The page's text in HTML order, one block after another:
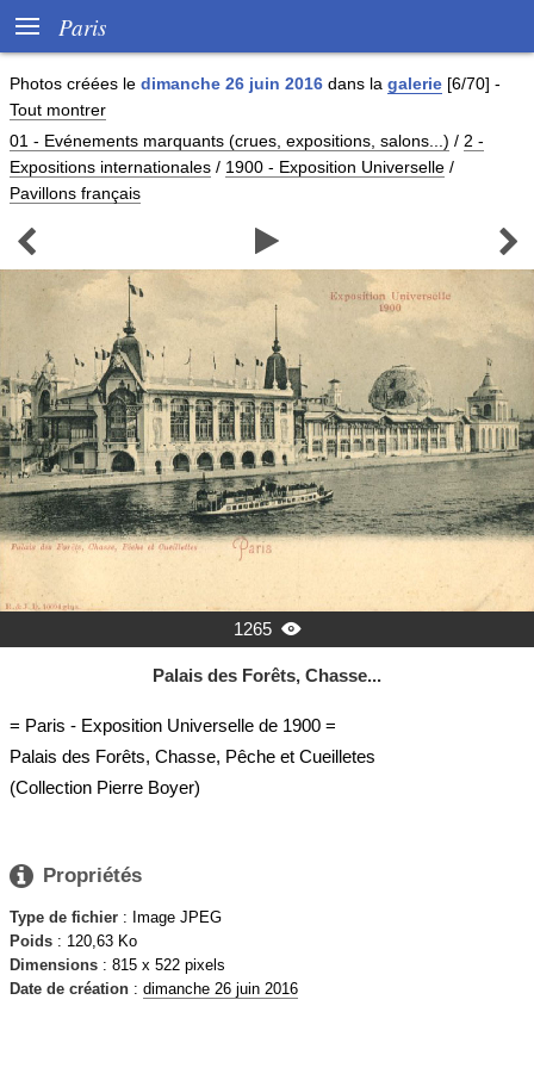
 Paris
Photos créées le dimanche 26 juin 2016 dans la galerie [6/70] -
Tout montrer
01 - Evénements marquants (crues, expositions, salons...) / 2 -
Expositions internationales / 1900 - Exposition Universelle /
Pavillons français
  
1265 
Palais des Forêts, Chasse...
= Paris - Exposition Universelle de 1900 =
Palais des Forêts, Chasse, Pêche et Cueilletes
(Collection Pierre Boyer)
 Propriétés
Type de fichier : Image JPEG
Poids : 120,63 Ko
Dimensions : 815 x 522 pixels
Date de création : dimanche 26 juin 2016